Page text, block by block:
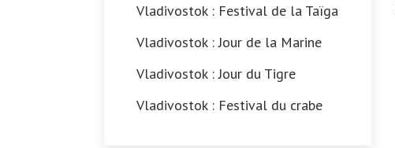
Vladivostok : Festival de la Taïga
Vladivostok : Jour de la Marine
Vladivostok : Jour du Tigre
Vladivostok : Festival du crabe